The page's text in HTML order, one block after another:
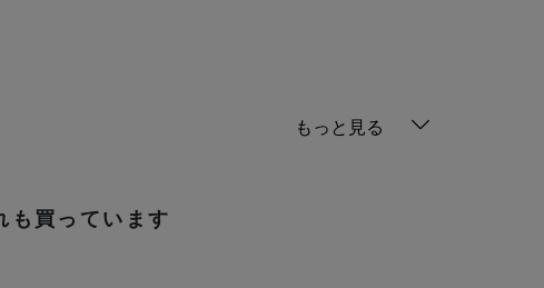
もっと見る
も買っています